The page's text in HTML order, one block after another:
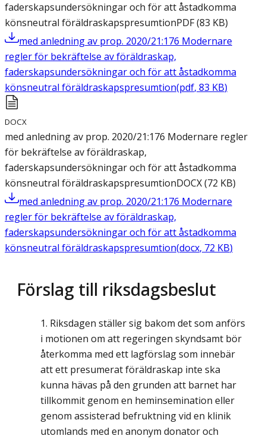
faderskapsundersökningar och för att åstadkomma
könsneutral föräldraskapspresumtionPDF(83 KB)
med anledning av prop. 2020/21:176 Modernare
regler för bekräftelse av föräldraskap,
faderskapsundersökningar och för att åstadkomma
könsneutral föräldraskapspresumtion(pdf, 83 KB)
DOCX
med anledning av prop. 2020/21:176 Modernare regler
för bekräftelse av föräldraskap,
faderskapsundersökningar och för att åstadkomma
könsneutral föräldraskapspresumtionDOCX(72 KB)
med anledning av prop. 2020/21:176 Modernare
regler för bekräftelse av föräldraskap,
faderskapsundersökningar och för att åstadkomma
könsneutral föräldraskapspresumtion(docx, 72 KB)
Förslag till riksdagsbeslut
Riksdagen ställer sig bakom det som anförs
i motionen om att regeringen skyndsamt bör
återkomma med ett lagförslag som innebär
att ett presumerat föräldraskap inte ska
kunna hävas på den grunden att barnet har
tillkommit genom en heminsemination eller
genom assisterad befruktning vid en klinik
utomlands med en anonym donator och